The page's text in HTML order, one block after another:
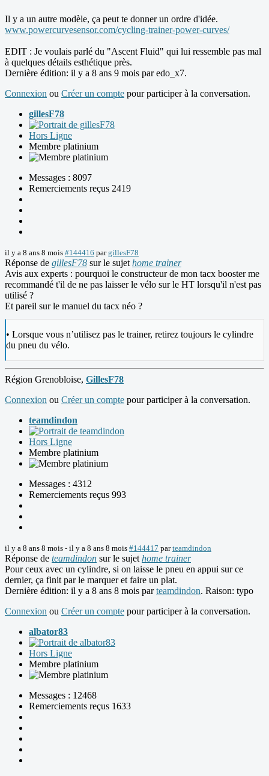
Il y a un autre modèle, ça peut te donner un ordre d'idée.
www.powercurvesensor.com/cycling-trainer-power-curves/
EDIT : Je voulais parlé du "Ascent Fluid" qui lui ressemble pas mal
à quelques détails esthétique près.
Dernière édition: il y a 8 ans 9 mois paredo_x7.
Connexion ou Créer un compte pour participer à la conversation.
gillesF78
Hors Ligne
Membre platinium
Messages : 8097
Remerciements reçus 2419
il y a 8 ans 8 mois #144416 pargillesF78
Réponse de gillesF78 sur le sujet home trainer
Avis aux experts : pourquoi le constructeur de mon tacx booster me
recommandé t'il de ne pas laisser le vélo sur le HT lorsqu'il n'est pas
utilisé ?
Et pareil sur le manuel du tacx néo ?
• Lorsque vous n’utilisez pas le trainer, retirez toujours le cylindre
du pneu du vélo.
Région Grenobloise, GillesF78
Connexion ou Créer un compte pour participer à la conversation.
teamdindon
Hors Ligne
Membre platinium
Messages : 4312
Remerciements reçus 993
il y a 8 ans 8 mois - il y a 8 ans 8 mois #144417 parteamdindon
Réponse de teamdindon sur le sujet home trainer
Pour ceux avec un cylindre, si on laisse le pneu en appui sur ce
dernier, ça finit par le marquer et faire un plat.
Dernière édition: il y a 8 ans 8 mois parteamdindon. Raison: typo
Connexion ou Créer un compte pour participer à la conversation.
albator83
Hors Ligne
Membre platinium
Messages : 12468
Remerciements reçus 1633